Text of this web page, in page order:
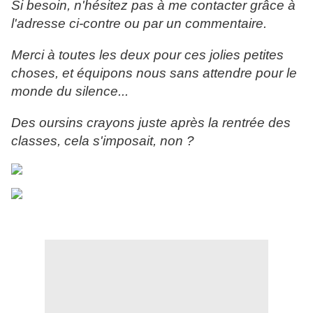
Si besoin, n'hésitez pas à me contacter grâce à
l'adresse ci-contre ou par un commentaire.
Merci à toutes les deux pour ces jolies petites
choses, et équipons nous sans attendre pour le
monde du silence...
Des oursins crayons juste après la rentrée des
classes, cela s'imposait, non ?